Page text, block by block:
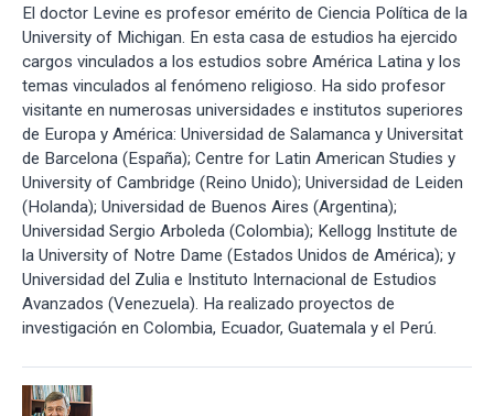
El doctor Levine es profesor emérito de Ciencia Política de la
University of Michigan. En esta casa de estudios ha ejercido
cargos vinculados a los estudios sobre América Latina y los
temas vinculados al fenómeno religioso. Ha sido profesor
visitante en numerosas universidades e institutos superiores
de Europa y América: Universidad de Salamanca y Universitat
de Barcelona (España); Centre for Latin American Studies y
University of Cambridge (Reino Unido); Universidad de Leiden
(Holanda); Universidad de Buenos Aires (Argentina);
Universidad Sergio Arboleda (Colombia); Kellogg Institute de
la University of Notre Dame (Estados Unidos de América); y
Universidad del Zulia e Instituto Internacional de Estudios
Avanzados (Venezuela). Ha realizado proyectos de
investigación en Colombia, Ecuador, Guatemala y el Perú.